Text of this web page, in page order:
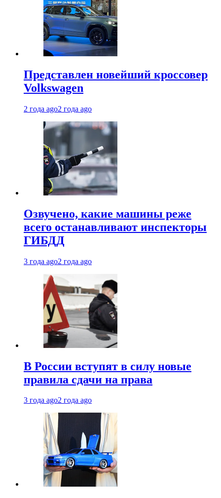
Представлен новейший кроссовер
Volkswagen
2 года ago2 года ago
Озвучено, какие машины реже
всего останавливают инспекторы
ГИБДД
3 года ago2 года ago
В России вступят в силу новые
правила сдачи на права
3 года ago2 года ago